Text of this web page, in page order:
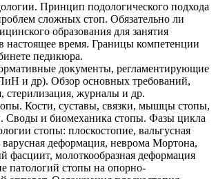
Принцип подологического подхода
сложных стоп. Обязательно ли
образования для занятия
настоящее время. Границы компетенции
педикюра.
документы, регламентирующие
и др). Обзор основных требований,
стерилизация, журналы и др.
Кости, суставы, связки, мышцы стопы,
Своды и биомеханика стопы. Фазы цикла
стопы: плоскостопие, вальгусная
деформация, неврома Мортона,
фасциит, молоткообразная деформация
патологий стопы на опорно-